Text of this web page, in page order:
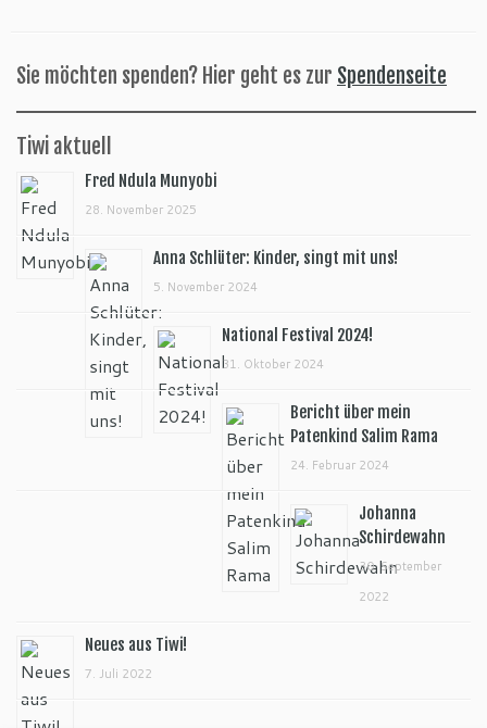
Sie möchten spenden? Hier geht es zur Spendenseite
Tiwi aktuell
Fred Ndula Munyobi
28. November 2025
Anna Schlüter: Kinder, singt mit uns!
5. November 2024
National Festival 2024!
31. Oktober 2024
Bericht über mein
Patenkind Salim Rama
24. Februar 2024
Johanna
Schirdewahn
30. September
2022
Neues aus Tiwi!
7. Juli 2022